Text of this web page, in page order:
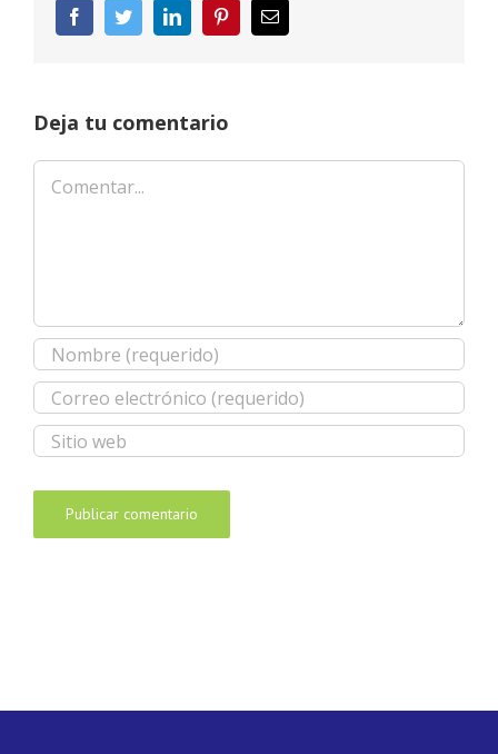
FacebookTwitterLinkedInPinterestCorreo
electrónico
Deja tu comentario
Comentar